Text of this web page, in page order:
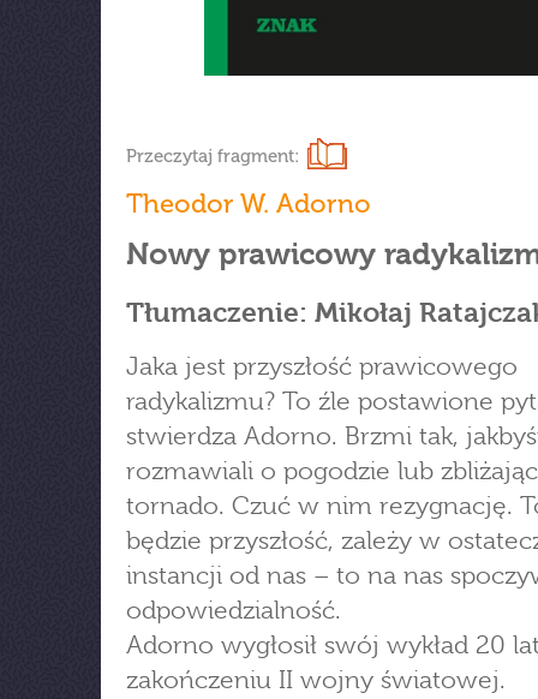
Przeczytaj fragment:
Theodor W. Adorno
Nowy prawicowy
Tłumaczenie: Mikołaj
Jaka jest przyszłość prawicowego
radykalizmu? To źle postawione
stwierdza Adorno. Brzmi tak,
rozmawiali o pogodzie lub
tornado. Czuć w nim rezygnację.
będzie przyszłość, zależy w
instancji od nas – to na nas
odpowiedzialność.
Adorno wygłosił swój wykład 20
zakończeniu II wojny światowej.